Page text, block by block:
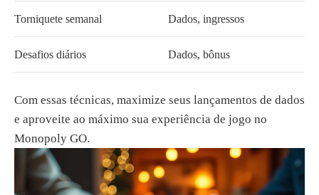
Torniquete semanal Dados, ingressos
Desafios diários Dados, bônus
Com essas técnicas, maximize seus lançamentos de dados
e aproveite ao máximo sua experiência de jogo no
Monopoly GO.